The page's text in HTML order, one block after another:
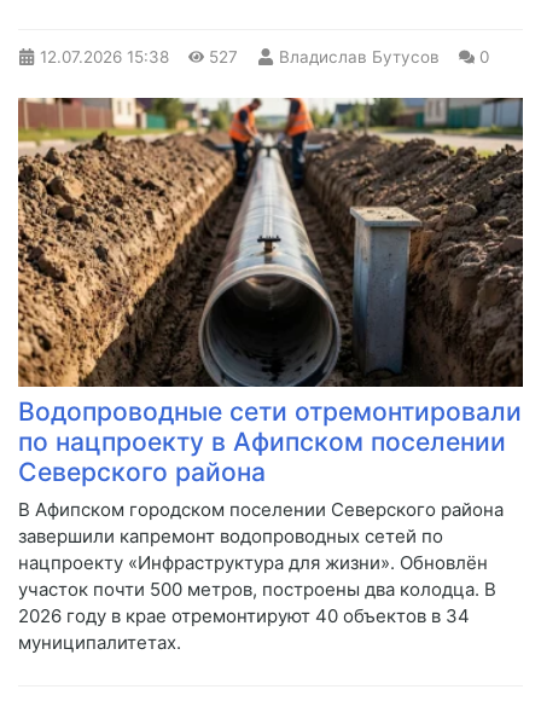
12.07.2026 15:38 527 Владислав Бутусов 0
Водопроводные сети отремонтировали
по нацпроекту в Афипском поселении
Северского района
В Афипском городском поселении Северского района
завершили капремонт водопроводных сетей по
нацпроекту «Инфраструктура для жизни». Обновлён
участок почти 500 метров, построены два колодца. В
2026 году в крае отремонтируют 40 объектов в 34
муниципалитетах.